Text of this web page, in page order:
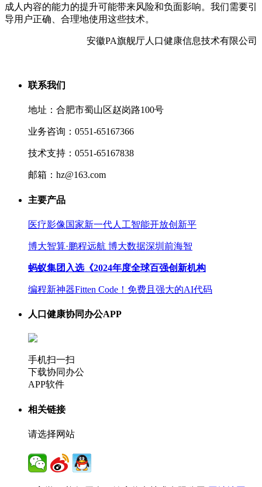
成人内容的能力的提升可能带来风险和负面影响。我们需要引
导用户正确、合理地使用这些技术。
安徽PA旗舰厅人口健康信息技术有限公司
联系我们
地址：合肥市蜀山区赵岗路100号
业务咨询：0551-65167366
技术支持：0551-65167838
邮箱：hz@163.com
主要产品
医疗影像国家新一代人工智能开放创新平
博大智算·鹏程远航 博大数据深圳前海智
蚂蚁集团入选《2024年度全球百强创新机构
编程新神器Fitten Code！免费且强大的AI代码
人口健康协同办公APP
手机扫一扫
下载协同办公
APP软件
相关链接
请选择网站